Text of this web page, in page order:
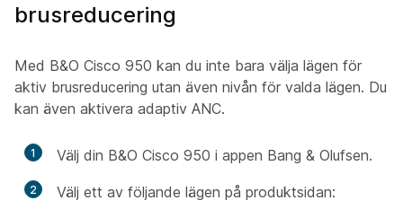
brusreducering
Med B&O Cisco 950 kan du inte bara välja lägen för
aktiv brusreducering utan även nivån för valda lägen. Du
kan även aktivera adaptiv ANC.
1 Välj din B&O Cisco 950 i appen Bang & Olufsen.
2
Välj ett av följande lägen på produktsidan: